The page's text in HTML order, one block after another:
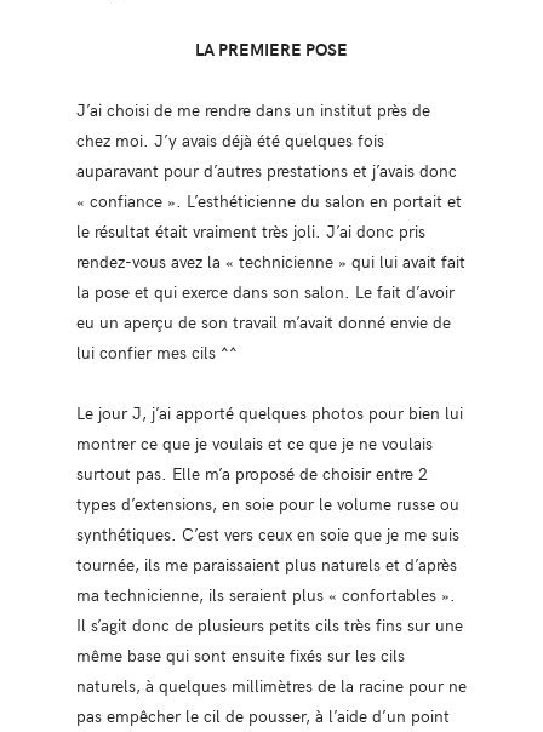
LA PREMIERE POSE
J’ai choisi de me rendre dans un institut près de
chez moi. J’y avais déjà été quelques fois
auparavant pour d’autres prestations et j’avais donc
« confiance ». L’esthéticienne du salon en portait et
le résultat était vraiment très joli. J’ai donc pris
rendez-vous avez la « technicienne » qui lui avait fait
la pose et qui exerce dans son salon. Le fait d’avoir
eu un aperçu de son travail m’avait donné envie de
lui confier mes cils ^^
Le jour J, j’ai apporté quelques photos pour bien lui
montrer ce que je voulais et ce que je ne voulais
surtout pas. Elle m’a proposé de choisir entre 2
types d’extensions, en soie pour le volume russe ou
synthétiques. C’est vers ceux en soie que je me suis
tournée, ils me paraissaient plus naturels et d’après
ma technicienne, ils seraient plus « confortables ».
Il s’agit donc de plusieurs petits cils très fins sur une
même base qui sont ensuite fixés sur les cils
naturels, à quelques millimètres de la racine pour ne
pas empêcher le cil de pousser, à l’aide d’un point